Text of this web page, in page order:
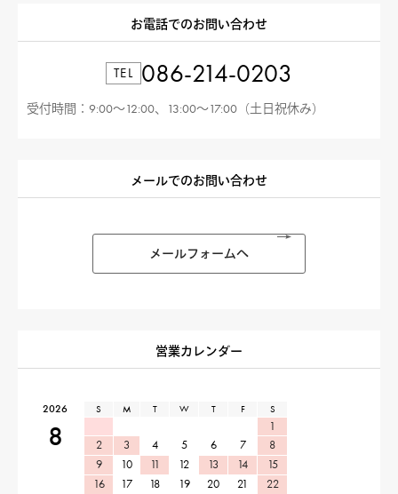
お電話でのお問い合わせ
TEL 086-214-0203
受付時間：9:00〜12:00、13:00〜17:00（土日祝休み）
メールでのお問い合わせ
メールフォームへ
営業カレンダー
2026
8
S M T W T F S
1
2
3 4 5 6 7
8
9
10 11 12 13 14
15
16
17 18 19 20 21
22